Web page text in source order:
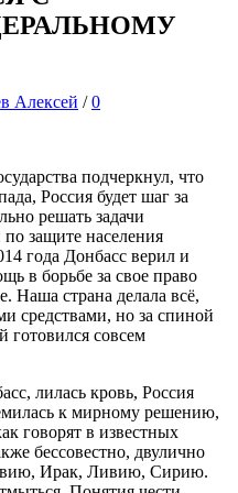
Алексей / 0
подчеркнул, что
Россия будет шаг за
решать задачи
защите населения
года Донбасс верил и
в борьбе за свое право
Наша страна делала всё,
средствами, но за спиной
готовился совсем
лилась кровь, Россия
к мирному решению,
говорят в известных
бессовестно, двулично
Ирак, Ливию, Сирию.